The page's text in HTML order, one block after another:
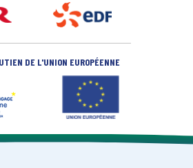
DE L'UNION EUROPÉENNE